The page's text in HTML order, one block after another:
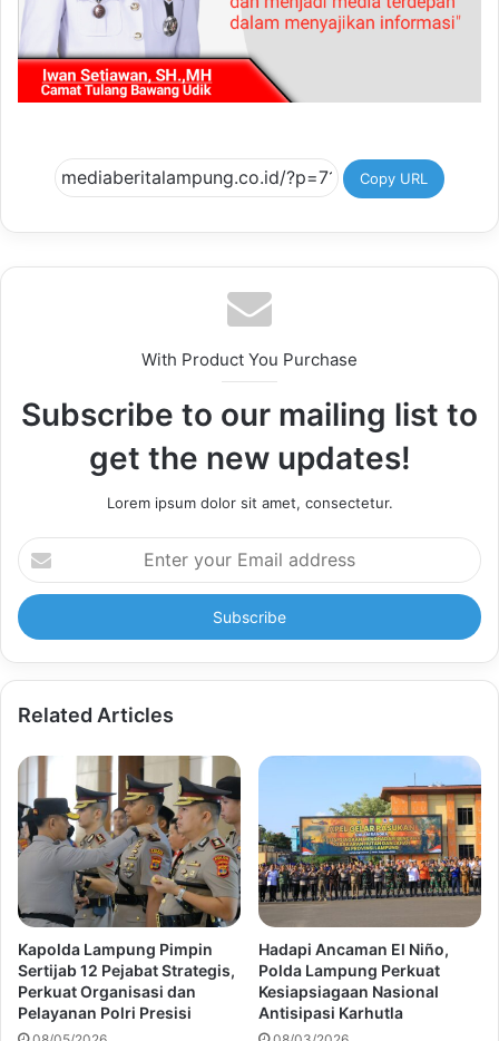
Copy URL
With Product You Purchase
Subscribe to our mailing list to
get the new updates!
Lorem ipsum dolor sit amet, consectetur.
Enter
your
Email
address
Related Articles
Kapolda Lampung Pimpin
Sertijab 12 Pejabat Strategis,
Perkuat Organisasi dan
Pelayanan Polri Presisi
Hadapi Ancaman El Niño,
Polda Lampung Perkuat
Kesiapsiagaan Nasional
Antisipasi Karhutla